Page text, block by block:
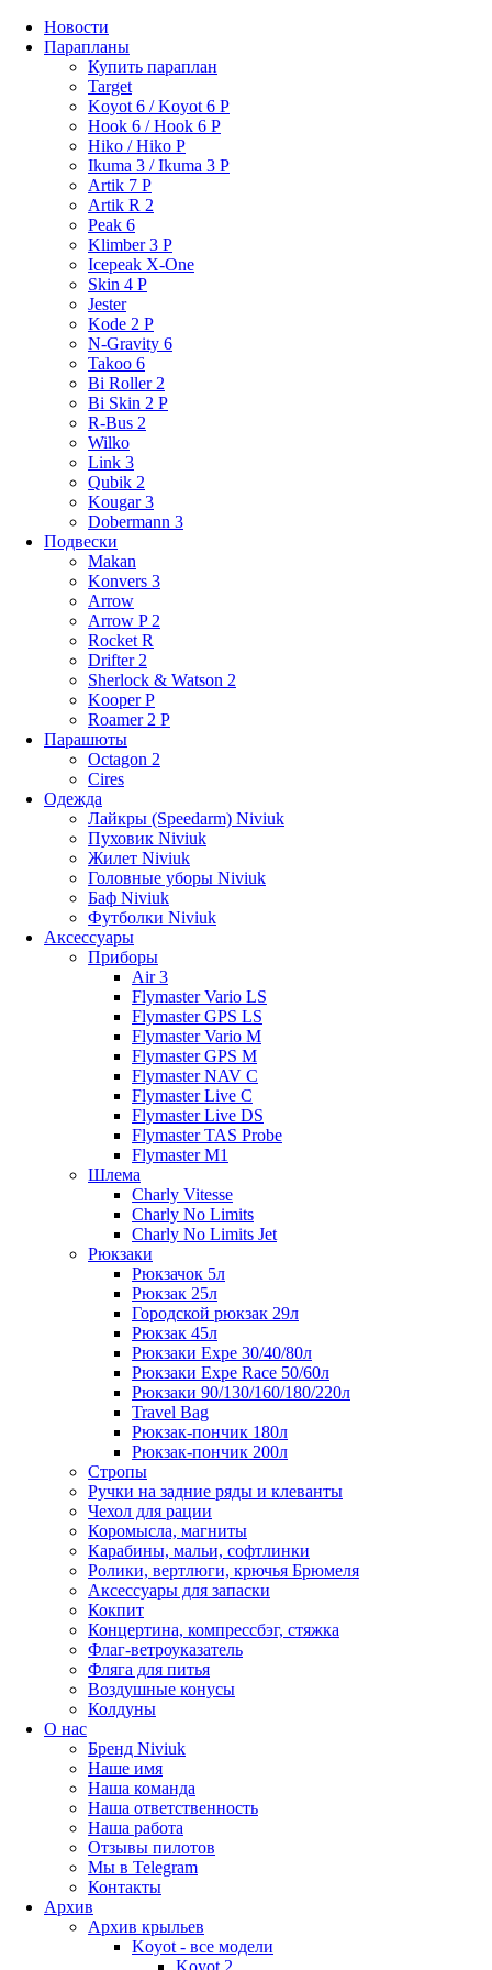
Новости
Парапланы
Купить параплан
Target
Koyot 6 / Koyot 6 P
Hook 6 / Hook 6 P
Hiko / Hiko P
Ikuma 3 / Ikuma 3 P
Artik 7 P
Artik R 2
Peak 6
Klimber 3 P
Icepeak X-One
Skin 4 P
Jester
Kode 2 P
N-Gravity 6
Takoo 6
Bi Roller 2
Bi Skin 2 P
R-Bus 2
Wilko
Link 3
Qubik 2
Kougar 3
Dobermann 3
Подвески
Makan
Konvers 3
Arrow
Arrow P 2
Rocket R
Drifter 2
Sherlock & Watson 2
Kooper P
Roamer 2 P
Парашюты
Octagon 2
Cires
Одежда
Лайкры (Speedarm) Niviuk
Пуховик Niviuk
Жилет Niviuk
Головные уборы Niviuk
Баф Niviuk
Футболки Niviuk
Аксессуары
Приборы
Air 3
Flymaster Vario LS
Flymaster GPS LS
Flymaster Vario M
Flymaster GPS M
Flymaster NAV C
Flymaster Live C
Flymaster Live DS
Flymaster TAS Probe
Flymaster M1
Шлема
Charly Vitesse
Charly No Limits
Charly No Limits Jet
Рюкзаки
Рюкзачок 5л
Рюкзак 25л
Городской рюкзак 29л
Рюкзак 45л
Рюкзаки Expe 30/40/80л
Рюкзаки Expe Race 50/60л
Рюкзаки 90/130/160/180/220л
Travel Bag
Рюкзак-пончик 180л
Рюкзак-пончик 200л
Стропы
Ручки на задние ряды и клеванты
Чехол для рации
Коромысла, магниты
Карабины, мальи, софтлинки
Ролики, вертлюги, крючья Брюмеля
Аксессуары для запаски
Кокпит
Концертина, компрессбэг, стяжка
Флаг-ветроуказатель
Фляга для питья
Воздушные конусы
Колдуны
О нас
Бренд Niviuk
Наше имя
Наша команда
Наша ответственность
Наша работа
Отзывы пилотов
Мы в Telegram
Контакты
Архив
Архив крыльев
Koyot - все модели
Koyot 2